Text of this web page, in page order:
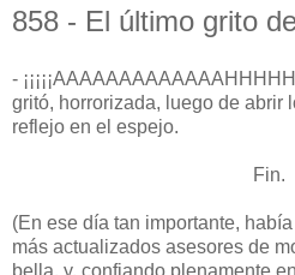
858 - El último grito
-
gritó, horrorizada, luego de abrir
reflejo en el espejo.
Fin.
(En ese día tan importante,
más actualizados asesores de
bella, y, confiando plenamente